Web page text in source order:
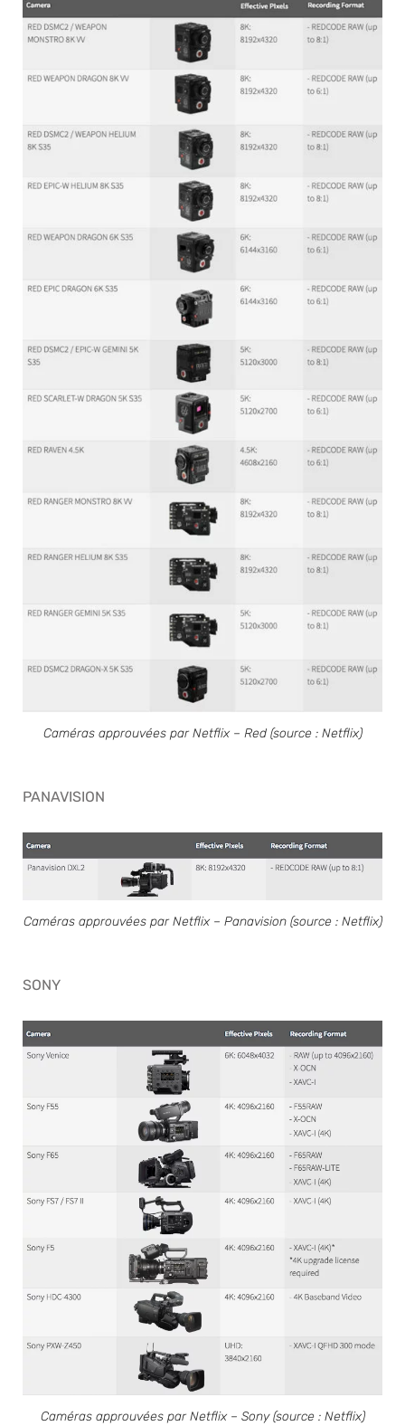
Caméras approuvées par Netflix – Red (source : Netflix)
PANAVISION
Caméras approuvées par Netflix – Panavision (source : Netflix)
SONY
Caméras approuvées par Netflix – Sony (source : Netflix)